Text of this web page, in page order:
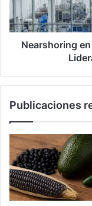
que
Lideran
la
Inversión
Nearshoring
Publicaciones